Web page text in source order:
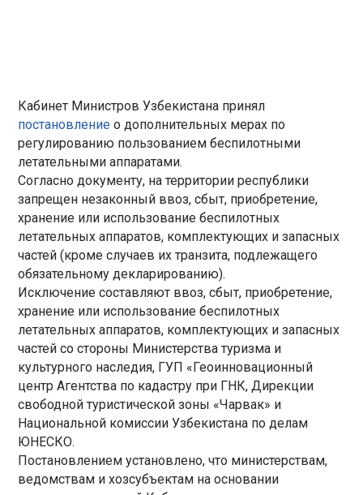
Кабинет Министров Узбекистана принял
постановлениео дополнительных мерах по
регулированию пользованием беспилотными
летательными аппаратами.
Согласно документу, на территории республики
запрещен незаконный ввоз, сбыт, приобретение,
хранение или использование беспилотных
летательных аппаратов, комплектующих и запасных
частей (кроме случаев их транзита, подлежащего
обязательному декларированию).
Исключение составляют ввоз, сбыт, приобретение,
хранение или использование беспилотных
летательных аппаратов, комплектующих и запасных
частей со стороны Министерства туризма и
культурного наследия, ГУП «Геоинновационный
центр Агентства по кадастру при ГНК, Дирекции
свободной туристической зоны «Чарвак» и
Национальной комиссии Узбекистана по делам
ЮНЕСКО.
Постановлением установлено, что министерствам,
ведомствам и хозсубъектам на основании